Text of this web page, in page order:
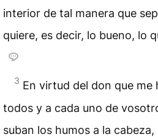
interior de tal manera que
quiere, es decir, lo bueno, lo
3 En virtud del don que
todos y a cada uno de
suban los humos a la